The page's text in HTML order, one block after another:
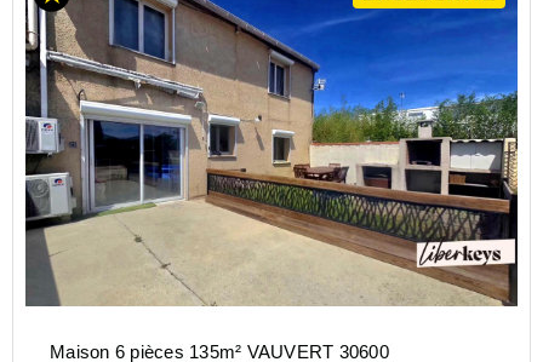
Maison 6 pièces 135m² VAUVERT 30600